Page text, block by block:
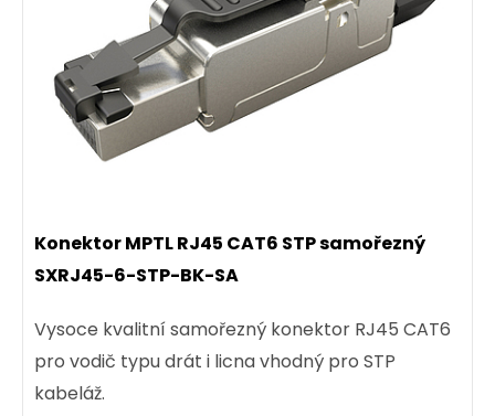
Konektor MPTL RJ45 CAT6 STP samořezný
SXRJ45-6-STP-BK-SA
Vysoce kvalitní samořezný konektor RJ45 CAT6
pro vodič typu drát i licna vhodný pro STP
kabeláž.